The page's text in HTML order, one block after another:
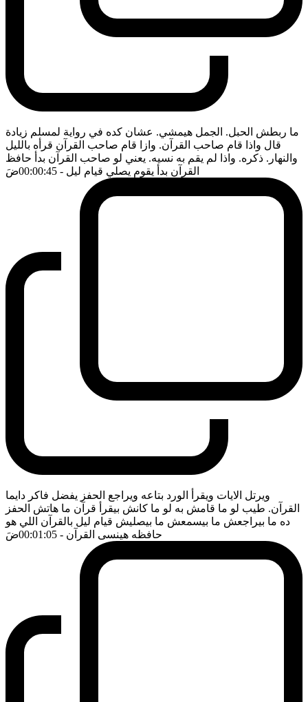
ما ربطش الحبل. الجمل هيمشي. عشان كده في رواية لمسلم زيادة
قال واذا قام صاحب القرآن. وازا قام صاحب القرآن قرأه بالليل
والنهار. ذكره. واذا لم يقم به نسيه. يعني لو صاحب القرآن بدأ حافظ
القرآن بدأ يقوم يصلي قيام ليل - 00:00:45 ضَ
ويرتل الايات ويقرأ الورد بتاعه ويراجع الحفز يفضل فاكر دايما
القرآن. طيب لو ما قامش به لو ما كانش بيقرأ قرآن ما هاتش الحفز
ده ما بيراجعش ما بيسمعش ما بيصليش قيام ليل بالقرآن اللي هو
حافظه هينسى القرآن - 00:01:05 ضَ